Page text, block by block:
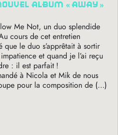
album « away »
Me Not, un duo splendide
cours de cet entretien
que le duo s’apprêtait à sortir
et quand je l’ai reçu
: il est parfait !
à Nicola et Mik de nous
pour la composition de (…)